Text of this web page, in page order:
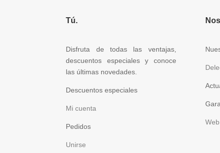
Tú.
Disfruta de todas las ventajas,
descuentos especiales y conoce
las últimas novedades.
Descuentos especiales
Mi cuenta
Pedidos
Unirse